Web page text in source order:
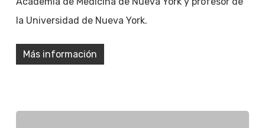
la Universidad de Nueva York.
Más información